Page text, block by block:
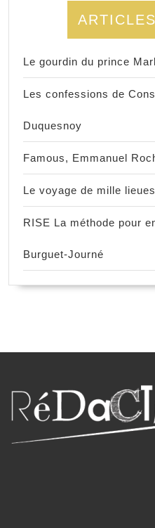
Le gourdin du prince
Les confessions de
Duquesnoy
Famous, Emmanuel
Le voyage de mille
RISE La méthode pour
Burguet-Journé